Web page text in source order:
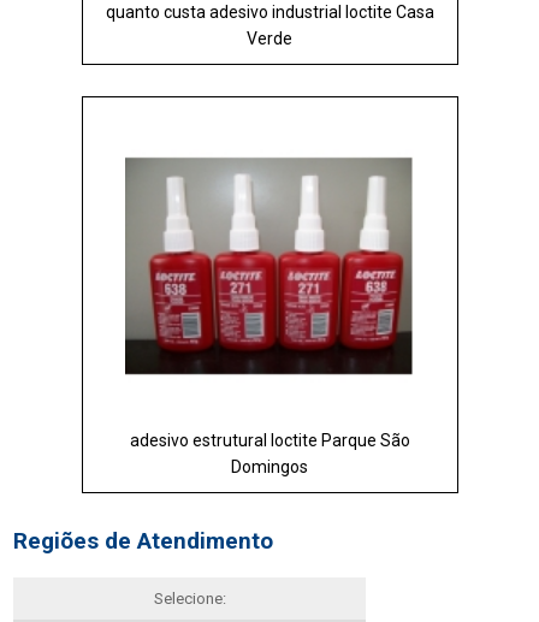
quanto custa adesivo industrial loctite Casa
Verde
adesivo estrutural loctite Parque São
Domingos
Regiões de Atendimento
Selecione: